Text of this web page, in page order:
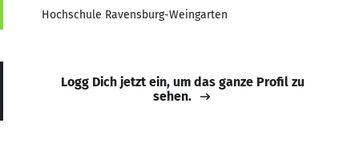
Hochschule Ravensburg-Weingarten
Logg Dich jetzt ein, um das ganze Profil zu
sehen.